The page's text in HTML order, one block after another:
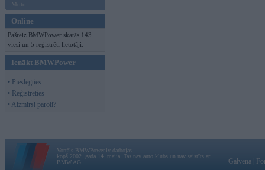
Moto
Online
Pašreiz BMWPower skatās 143
viesi un 5 reģistrēti lietotāji.
Ienākt BMWPower
• Pieslēgties
• Reģistrēties
• Aizmirsi paroli?
Vortāls BMWPower.lv darbojas
kopš 2002. gada 14. maija. Tas nav auto klubs un nav saistīts ar
BMW AG.
Galvena